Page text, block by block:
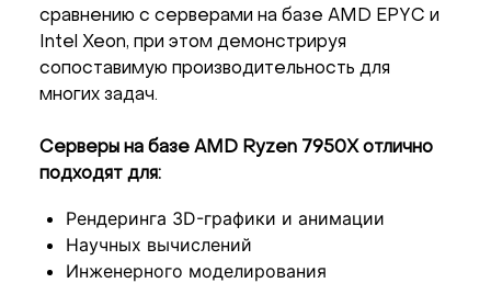
сравнению с серверами на базе AMD EPYC и
Intel Xeon, при этом демонстрируя
сопоставимую производительность для
многих задач.
Серверы на базе AMD Ryzen 7950X отлично
подходят для:
Рендеринга 3D-графики и анимации
Научных вычислений
Инженерного моделирования